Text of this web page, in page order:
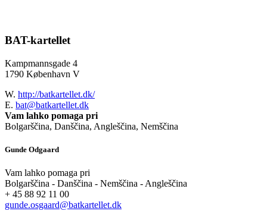
BAT-kartellet
Kampmannsgade 4
1790 København V
W. http://batkartellet.dk/
E. bat@batkartellet.dk
Vam lahko pomaga pri
Bolgarščina, Danščina, Angleščina, Nemščina
Gunde Odgaard
Vam lahko pomaga pri
Bolgarščina - Danščina - Nemščina - Angleščina
+ 45 88 92 11 00
gunde.osgaard@batkartellet.dk